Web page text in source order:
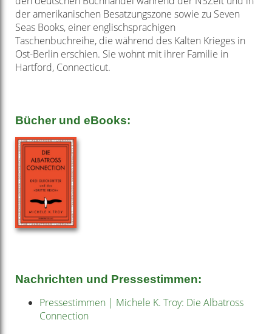
der amerikanischen Besatzungszone sowie zu Seven
Seas Books, einer englischsprachigen
Taschenbuchreihe, die während des Kalten Krieges in
Ost­-Berlin erschien. Sie wohnt mit ihrer Familie in
Hartford, Connecticut.
Bücher und eBooks:
Nachrichten und Pressestimmen:
Pressestimmen | Michele K. Troy: Die Albatross
Connection